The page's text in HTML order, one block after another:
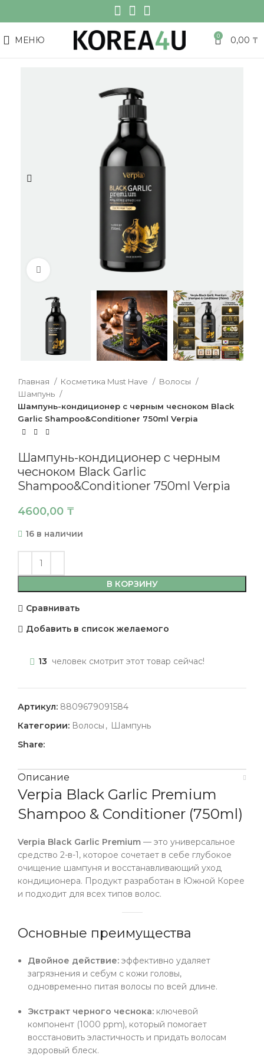
МЕНЮ 0 0,00 ₸
Нажмите, чтобы увеличить
Главная Косметика Must Have
Волосы
Шампунь
Шампунь-кондиционер с черным чесноком Black
Garlic Shampoo&Conditioner 750ml Verpia
Шампунь-кондиционер с черным
чесноком Black Garlic
Shampoo&Conditioner 750ml Verpia
4600,00 ₸
16 в наличии
В КОРЗИНУ
Сравнивать
Добавить в список желаемого
13 человек смотрит этот товар сейчас!
Артикул: 8809679091584
Категории: Волосы , Шампунь
Share:
Описание
Verpia Black Garlic Premium
Shampoo & Conditioner (750ml)
Verpia Black Garlic Premium — это универсальное
средство 2-в-1, которое сочетает в себе глубокое
очищение шампуня и восстанавливающий уход
кондиционера. Продукт разработан в Южной Корее
и подходит для всех типов волос.
Основные преимущества
Двойное действие: эффективно удаляет
загрязнения и себум с кожи головы,
одновременно питая волосы по всей длине.
Экстракт черного чеснока: ключевой
компонент (1000 ppm), который помогает
восстановить эластичность и придать волосам
здоровый блеск.